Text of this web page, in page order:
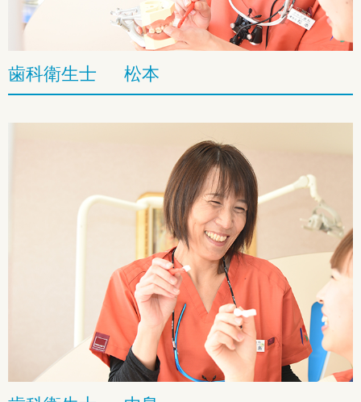
歯科衛生士 松本